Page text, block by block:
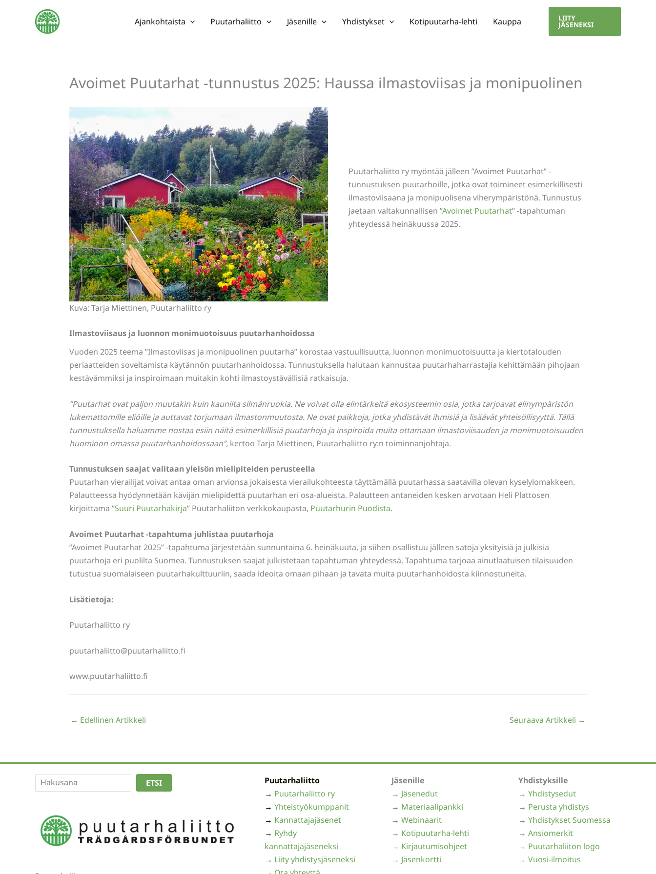
Ajankohtaista Puutarhaliitto Jäsenille Yhdistykset Kotipuutarha-lehti Kauppa LIITY
JÄSENEKSI
Avoimet Puutarhat -tunnustus 2025: Haussa ilmastoviisas ja monipuolinen
Puutarhaliitto ry myöntää jälleen ”Avoimet Puutarhat” -
tunnustuksen puutarhoille, jotka ovat toimineet esimerkillisesti
ilmastoviisaana ja monipuolisena viherympäristönä. Tunnustus
jaetaan valtakunnallisen ”Avoimet Puutarhat” -tapahtuman
yhteydessä heinäkuussa 2025.
Kuva: Tarja Miettinen, Puutarhaliitto ry
Ilmastoviisaus ja luonnon monimuotoisuus puutarhanhoidossa
Vuoden 2025 teema ”Ilmastoviisas ja monipuolinen puutarha” korostaa vastuullisuutta, luonnon monimuotoisuutta ja kiertotalouden
periaatteiden soveltamista käytännön puutarhanhoidossa. Tunnustuksella halutaan kannustaa puutarhaharrastajia kehittämään pihojaan
kestävämmiksi ja inspiroimaan muitakin kohti ilmastoystävällisiä ratkaisuja.
”Puutarhat ovat paljon muutakin kuin kauniita silmänruokia. Ne voivat olla elintärkeitä ekosysteemin osia, jotka tarjoavat elinympäristön
lukemattomille eliöille ja auttavat torjumaan ilmastonmuutosta. Ne ovat paikkoja, jotka yhdistävät ihmisiä ja lisäävät yhteisöllisyyttä. Tällä
tunnustuksella haluamme nostaa esiin näitä esimerkillisiä puutarhoja ja inspiroida muita ottamaan ilmastoviisauden ja monimuotoisuuden
huomioon omassa puutarhanhoidossaan”, kertoo Tarja Miettinen, Puutarhaliitto ry:n toiminnanjohtaja.
Tunnustuksen saajat valitaan yleisön mielipiteiden perusteella
Puutarhan vierailijat voivat antaa oman arvionsa jokaisesta vierailukohteesta täyttämällä puutarhassa saatavilla olevan kyselylomakkeen.
Palautteessa hyödynnetään kävijän mielipidettä puutarhan eri osa-alueista. Palautteen antaneiden kesken arvotaan Heli Plattosen
kirjoittama ”Suuri Puutarhakirja” Puutarhaliiton verkkokaupasta, Puutarhurin Puodista.
Avoimet Puutarhat -tapahtuma juhlistaa puutarhoja
”Avoimet Puutarhat 2025” -tapahtuma järjestetään sunnuntaina 6. heinäkuuta, ja siihen osallistuu jälleen satoja yksityisiä ja julkisia
puutarhoja eri puolilta Suomea. Tunnustuksen saajat julkistetaan tapahtuman yhteydessä. Tapahtuma tarjoaa ainutlaatuisen tilaisuuden
tutustua suomalaiseen puutarhakulttuuriin, saada ideoita omaan pihaan ja tavata muita puutarhanhoidosta kiinnostuneita.
Lisätietoja:
Puutarhaliitto ry
puutarhaliitto@puutarhaliitto.fi
www.puutarhaliitto.fi
← Edellinen Artikkeli Seuraava Artikkeli →
EtsiETSI
Puutarhaliitto
→ Puutarhaliitto ry
→ Yhteistyökumppanit
→ Kannattajajäsenet
→ Ryhdy
kannattajajäseneksi
→ Liity yhdistysjäseneksi
Jäsenille
→ Jäsenedut
→ Materiaalipankki
→ Webinaarit
→ Kotipuutarha-lehti
→ Kirjautumisohjeet
→ Jäsenkortti
Yhdistyksille
→ Yhdistysedut
→ Perusta yhdistys
→ Yhdistykset Suomessa
→ Ansiomerkit
→ Puutarhaliiton logo
→ Vuosi-ilmoitus